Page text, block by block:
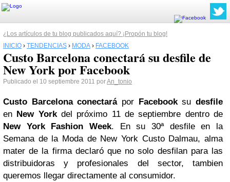
¿Los artículos de tu blog publicados aquí? ¡Propón tu blog!
INICIO › TENDENCIAS › MODA › FACEBOOK
Custo Barcelona conectará su desfile de
New York por Facebook
Publicado el 10 septiembre 2011 porAn_tonio
Custo Barcelona conectarápor Facebook su desfile
en New Yorkdel próximo 11 de septiembre dentro de
New YorkFashion Week. En su 30ª desfile en la
Semana de la Moda de New York Custo Dalmau, alma
mater de la firma declaró que no solo desfilan para las
distribuidoras y profesionales del sector, tambien
queremos llegar directamente al consumidor.